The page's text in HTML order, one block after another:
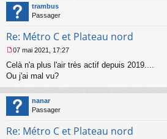
trambus
Passager
Re: Métro C et Plateau nord
e
s
a
g
e
o
07 mai 2021, 17:27
Celà n'a plus l'air très actif depuis 2019....
Ou j'ai mal vu?
nanar
Passager
Re: Métro C et Plateau nord